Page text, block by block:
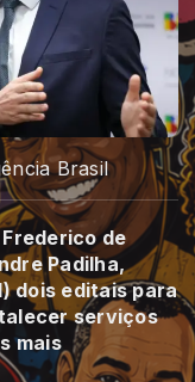
Brasil
de
Padilha,
dois editais para
serviços
mais